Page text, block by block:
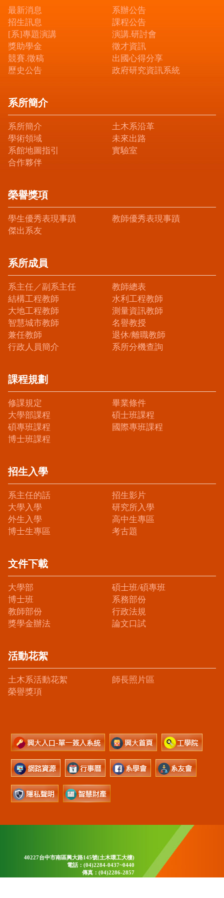
最新消息
系辦公告
招生訊息
課程公告
[系]專題演講
演講.研討會
獎助學金
徵才資訊
競賽.徵稿
出國心得分享
歷史公告
政府研究資訊系統
系所簡介
系所簡介
土木系沿革
學術領域
未來出路
系館地圖指引
實驗室
合作夥伴
榮譽獎項
學生優秀表現事蹟
教師優秀表現事蹟
傑出系友
系所成員
系主任／副系主任
教師總表
結構工程教師
水利工程教師
大地工程教師
測量資訊教師
智慧城市教師
名譽教授
兼任教師
退休/離職教師
行政人員簡介
系所分機查詢
課程規劃
修課規定
畢業條件
大學部課程
碩士班課程
碩專班課程
國際專班課程
博士班課程
招生入學
系主任的話
招生影片
大學入學
研究所入學
外生入學
高中生專區
博士生專區
考古題
文件下載
大學部
碩士班/碩專班
博士班
系務部份
教師部份
行政法規
獎學金辦法
論文口試
活動花絮
土木系活動花絮
師長照片區
榮譽獎項
40227台中市南區興大路145號(土木環工大樓)
電話：(04)2284-0437~0440
傳真：(04)2286-2857